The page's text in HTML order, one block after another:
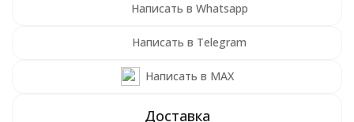
Написать в Whatsapp
Написать в Telegram
Написать в MAX